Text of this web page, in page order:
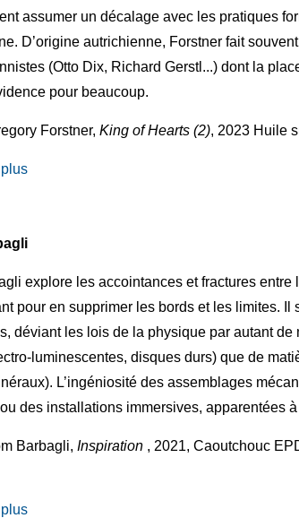
assumer un décalage avec les pratiques
D’origine autrichienne, Forstner fait
(Otto Dix, Richard Gerstl...) dont la
pour beaucoup.
Forstner, King of Hearts (2), 2023 Huile
explore les accointances et fractures
pour en supprimer les bords et les limites.
déviant les lois de la physique par autant de
luminescentes, disques durs) que de
L’ingéniosité des assemblages
des installations immersives, apparentées
Barbagli, Inspiration , 2021, Caoutchouc